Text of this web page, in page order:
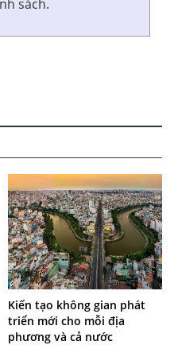
sách.
Kiến tạo không gian phát
triển mới cho mỗi địa
phương và cả nước